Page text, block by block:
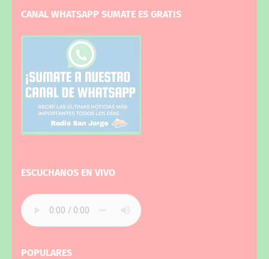
CANAL WHATSAPP SUMATE ES GRATIS
ESCUCHANOS EN VIVO
POPULARES